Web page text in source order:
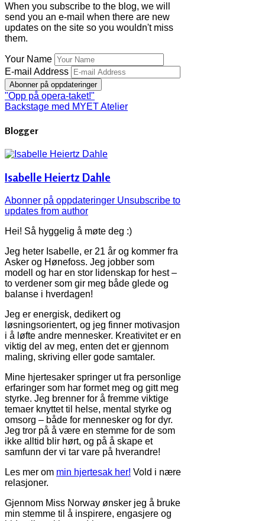
When you subscribe to the blog, we will
send you an e-mail when there are new
updates on the site so you wouldn't miss
them.
Your Name
E-mail Address
Abonner på oppdateringer
"Opp på opera-taket!"
Backstage med MYET Atelier
Blogger
Isabelle Heiertz Dahle
Abonner på oppdateringer Unsubscribe to
updates from author
Hei! Så hyggelig å møte deg :)
Jeg heter Isabelle, er 21 år og kommer fra
Asker og Hønefoss. Jeg jobber som
modell og har en stor lidenskap for hest –
to verdener som gir meg både glede og
balanse i hverdagen!
Jeg er energisk, dedikert og
løsningsorientert, og jeg finner motivasjon
i å løfte andre mennesker. Kreativitet er en
viktig del av meg, enten det er gjennom
maling, skriving eller gode samtaler.
Mine hjertesaker springer ut fra personlige
erfaringer som har formet meg og gitt meg
styrke. Jeg brenner for å fremme viktige
temaer knyttet til helse, mental styrke og
omsorg – både for mennesker og for dyr.
Jeg tror på å være en stemme for de som
ikke alltid blir hørt, og på å skape et
samfunn der vi tar vare på hverandre!
Les mer om min hjertesak her! Vold i nære
relasjoner.
Gjennom Miss Norway ønsker jeg å bruke
min stemme til å inspirere, engasjere og